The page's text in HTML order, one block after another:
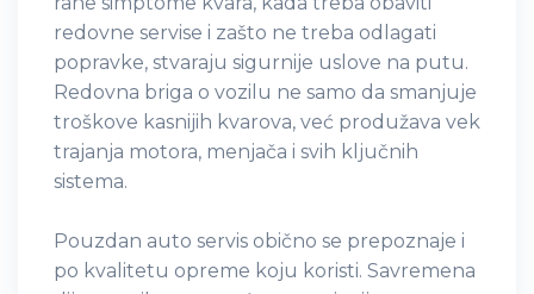
redovne servise i zašto ne treba odlagati
popravke, stvaraju sigurnije uslove na putu.
Redovna briga o vozilu ne samo da smanjuje
troškove kasnijih kvarova, već produžava vek
trajanja motora, menjača i svih ključnih
sistema.
Pouzdan auto servis obično se prepoznaje i
po kvalitetu opreme koju koristi. Savremena